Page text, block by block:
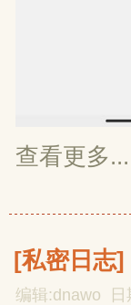
查看更多...
[私密日志]
编辑:dnawo 日